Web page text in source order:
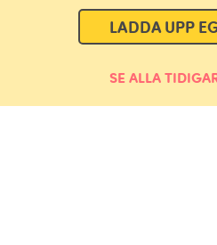
LADDA UPP
SE ALLA